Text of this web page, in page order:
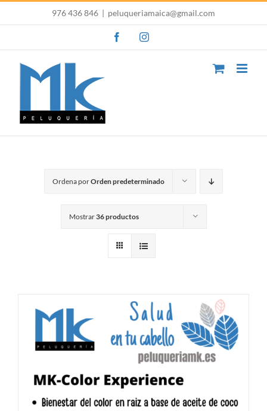
al
976 436 846 | peluqueriamaica@gmail.com
FacebookInstagram
Ordena porOrden predeterminado
Mostrar36 productos